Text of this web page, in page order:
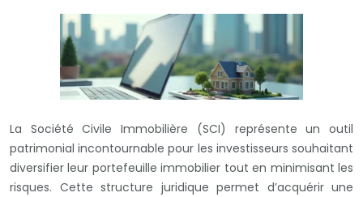
La Société Civile Immobilière (SCI) représente un outil
patrimonial incontournable pour les investisseurs souhaitant
diversifier leur portefeuille immobilier tout en minimisant les
risques. Cette structure juridique permet d’acquérir une